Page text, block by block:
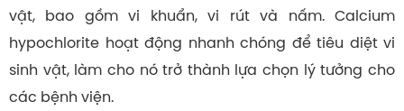
vật, bao gồm vi khuẩn, vi rút và nấm. Calcium
hypochlorite hoạt động nhanh chóng để tiêu diệt vi
sinh vật, làm cho nó trở thành lựa chọn lý tưởng cho
các bệnh viện.